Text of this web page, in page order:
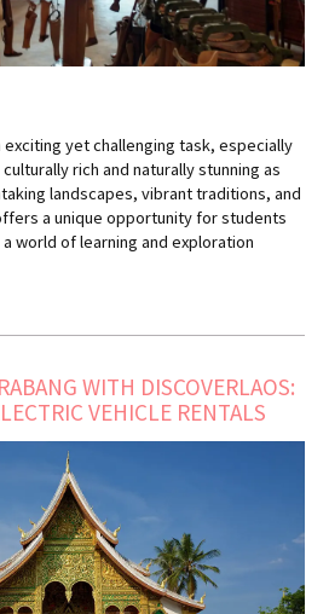
exciting yet challenging task, especially
rich and naturally stunning as
landscapes, vibrant traditions, and
a unique opportunity for students
world of learning and exploration
WITH DISCOVERLAOS:
VEHICLE RENTALS